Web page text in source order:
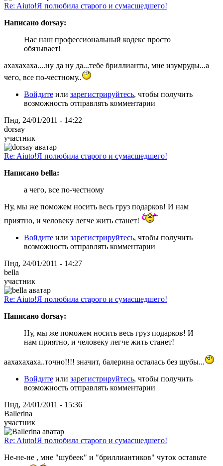
Re: Aiuto!Я полюбила старого и сумасшедшего!
Написано dorsay:
Нас наш профессиональный кодекс просто
обязывает!
ахахахаха....ну да ну да...тебе бриллианты, мне изумруды...а
чего, все по-честному..
Войдите или зарегистрируйтесь, чтобы получить
возможность отправлять комментарии
Пнд, 24/01/2011 - 14:22
dorsay
участник
Re: Aiuto!Я полюбила старого и сумасшедшего!
Написано bella:
а чего, все по-честному
Ну, мы же поможем носить весь груз подарков! И нам
приятно, и человеку легче жить станет!
Войдите или зарегистрируйтесь, чтобы получить
возможность отправлять комментарии
Пнд, 24/01/2011 - 14:27
bella
участник
Re: Aiuto!Я полюбила старого и сумасшедшего!
Написано dorsay:
Ну, мы же поможем носить весь груз подарков! И
нам приятно, и человеку легче жить станет!
аахахахаха..точно!!!! значит, балерина осталась без шубы...
Войдите или зарегистрируйтесь, чтобы получить
возможность отправлять комментарии
Пнд, 24/01/2011 - 15:36
Ballerina
участник
Re: Aiuto!Я полюбила старого и сумасшедшего!
Не-не-не , мне "шубеек" и "бриллиантиков" чуток оставьте